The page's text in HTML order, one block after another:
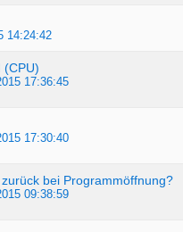
14:24:42
(CPU)
17:36:45
17:30:40
bei Programmöffnung?
09:38:59